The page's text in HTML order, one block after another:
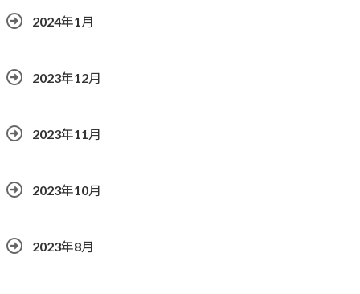
2024年1月
2023年12月
2023年11月
2023年10月
2023年8月